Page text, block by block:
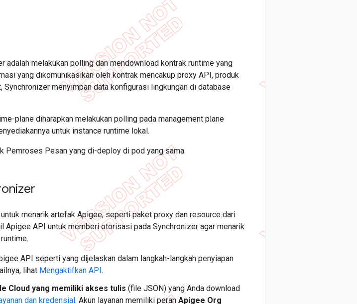
adalah melakukan polling dan mendownload kontrak runtime yang
yang dikomunikasikan oleh kontrak mencakup proxy API, produk
Synchronizer menyimpan data konfigurasi lingkungan di database
plane diharapkan melakukan polling pada management plane
untuk instance runtime lokal.
Pemroses Pesan yang di-deploy di pod yang sama.
untuk menarik artefak Apigee, seperti paket proxy dan resource dari
Apigee API untuk memberi otorisasi pada Synchronizer agar menarik
API seperti yang dijelaskan dalam langkah-langkah penyiapan
lihat Mengaktifkan API.
Cloud yang memiliki akses tulis (file JSON) yang Anda download
dan kredensial. Akun layanan memiliki peran Apigee Org